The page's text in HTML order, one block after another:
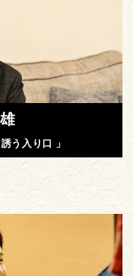
う入り口 」